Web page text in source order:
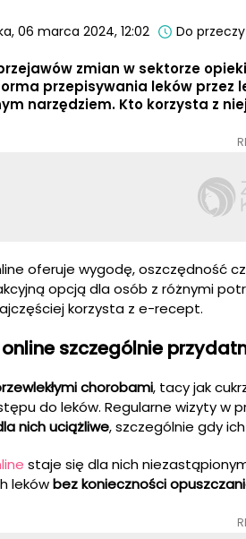
06 marca 2024, 12:02 Do
zmian w sektorze
przepisywania leków
narzędziem. Kto korzysta z
oferuje wygodę, oszczędność
opcją dla osób z różnymi
korzysta z e-recept.
szczególnie
chorobami, tacy jak
do leków. Regularne wizyty w
nich uciążliwe, szczególnie gdy
staje się dla nich
lekówbez konieczności